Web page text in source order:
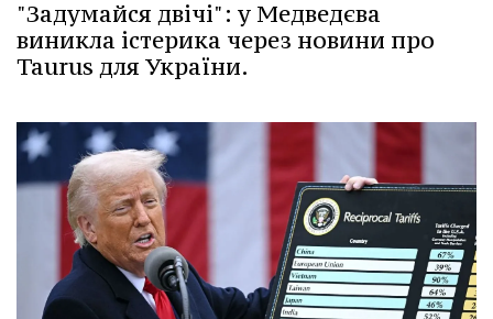
"Задумайся двічі": у Медведєва
виникла істерика через новини про
Taurus для України.